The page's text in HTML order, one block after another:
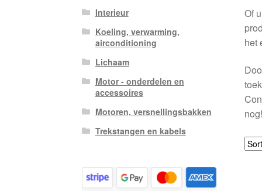
Of
het
nog!
Interieur
Koeling, verwarming,
airconditioning
Lichaam
Motor - onderdelen en
accessoires
Motoren, versnellingsbakken
Trekstangen en kabels